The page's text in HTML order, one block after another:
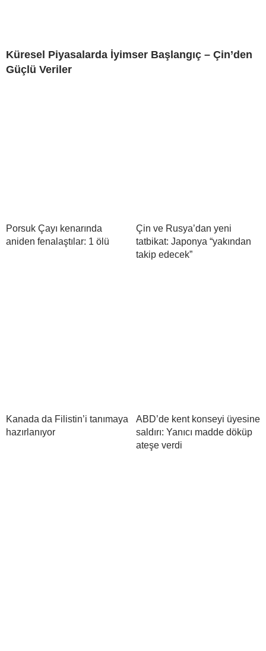
Küresel Piyasalarda İyimser Başlangıç – Çin’den
Güçlü Veriler
Porsuk Çayı kenarında
aniden fenalaştılar: 1 ölü
Çin ve Rusya’dan yeni
tatbikat: Japonya “yakından
takip edecek”
Kanada da Filistin’i tanımaya
hazırlanıyor
ABD’de kent konseyi üyesine
saldırı: Yanıcı madde döküp
ateşe verdi